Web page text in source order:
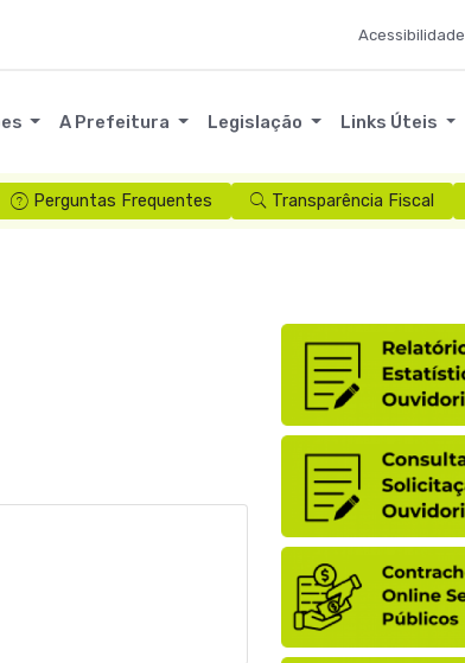
Acessibilidade
A Prefeitura Legislação Links Úteis
Perguntas Frequentes Transparência Fiscal